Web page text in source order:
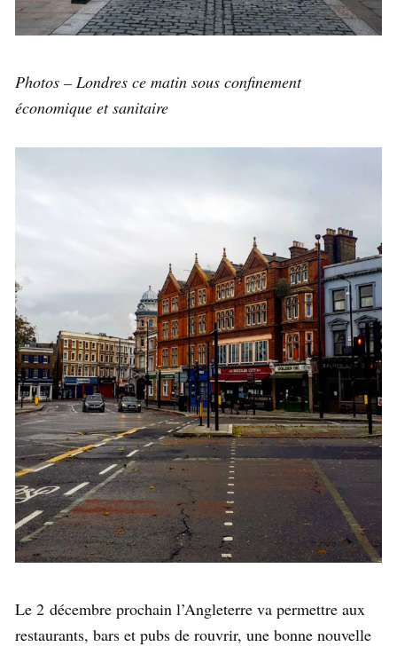
Photos – Londres ce matin sous confinement
économique et sanitaire
Le 2 décembre prochain l’Angleterre va permettre aux
restaurants, bars et pubs de rouvrir, une bonne nouvelle